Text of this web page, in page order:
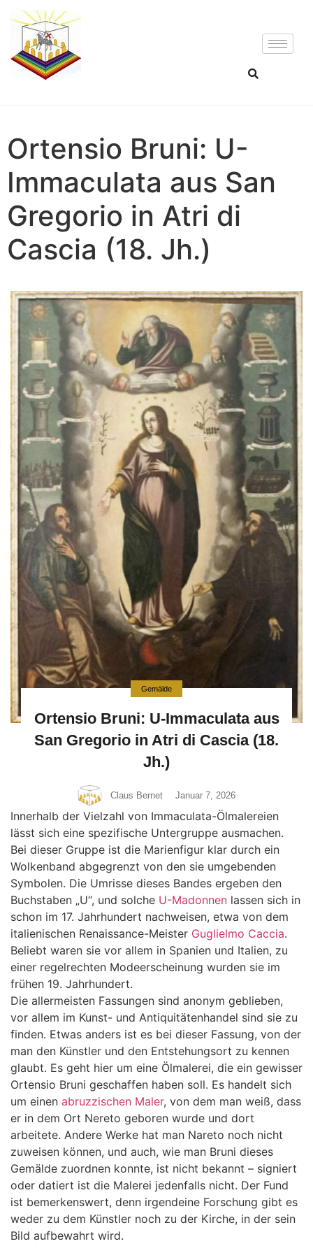
Ortensio Bruni: U-
Immaculata aus San
Gregorio in Atri di
Cascia (18. Jh.)
Gemälde
Ortensio Bruni: U-Immaculata aus
San Gregorio in Atri di Cascia (18.
Jh.)
Claus Bernet Januar 7, 2026
Innerhalb der Vielzahl von Immaculata-Ölmalereien
lässt sich eine spezifische Untergruppe ausmachen.
Bei dieser Gruppe ist die Marienfigur klar durch ein
Wolkenband abgegrenzt von den sie umgebenden
Symbolen. Die Umrisse dieses Bandes ergeben den
Buchstaben „U“, und solche U-Madonnen lassen sich in
schon im 17. Jahrhundert nachweisen, etwa von dem
italienischen Renaissance-Meister Guglielmo Caccia.
Beliebt waren sie vor allem in Spanien und Italien, zu
einer regelrechten Modeerscheinung wurden sie im
frühen 19. Jahrhundert.
Die allermeisten Fassungen sind anonym geblieben,
vor allem im Kunst- und Antiquitätenhandel sind sie zu
finden. Etwas anders ist es bei dieser Fassung, von der
man den Künstler und den Entstehungsort zu kennen
glaubt. Es geht hier um eine Ölmalerei, die ein gewisser
Ortensio Bruni geschaffen haben soll. Es handelt sich
um einen abruzzischen Maler, von dem man weiß, dass
er in dem Ort Nereto geboren wurde und dort
arbeitete. Andere Werke hat man Nareto noch nicht
zuweisen können, und auch, wie man Bruni dieses
Gemälde zuordnen konnte, ist nicht bekannt – signiert
oder datiert ist die Malerei jedenfalls nicht. Der Fund
ist bemerkenswert, denn irgendeine Forschung gibt es
weder zu dem Künstler noch zu der Kirche, in der sein
Bild aufbewahrt wird.